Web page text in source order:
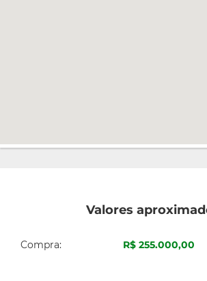
Valores
Compra: R$ 255.000,00